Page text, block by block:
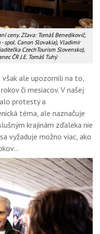
ceny. Zľava: Tomáš Benedikovič,
spol. Canon Slovakia), Vladimír
CzechTourism Slovensko),
ČR J.E. Tomáš Tuhý
ale upozornili na to,
či mesiacov. V našej
protesty a
téma, ale naznačuje
krajinám zďaleka nie
vyžaduje možno viac, ako